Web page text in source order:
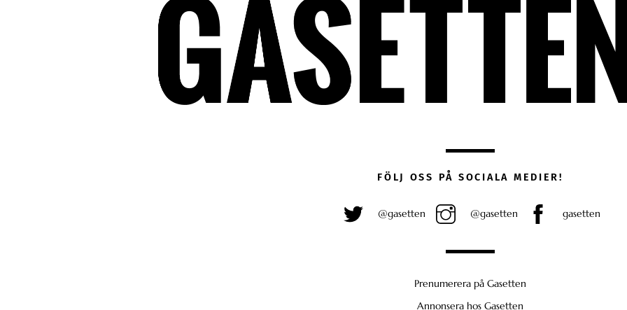
FÖLJ OSS PÅ SOCIALA MEDIER!
@gasetten @gasetten gasetten
Prenumerera på Gasetten
Annonsera hos Gasetten